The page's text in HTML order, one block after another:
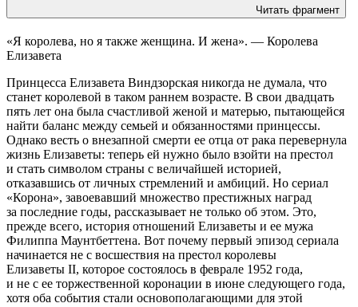
Читать фрагмент
«Я королева, но я также женщина. И жена». — Королева
Елизавета
Принцесса Елизавета Виндзорская никогда не думала, что
станет королевой в таком раннем возрасте. В свои двадцать
пять лет она была счастливой женой и матерью, пытающейся
найти баланс между семьей и обязанностями принцессы.
Однако весть о внезапной смерти ее отца от рака перевернула
жизнь Елизаветы: теперь ей нужно было взойти на престол
и стать символом страны с величайшей историей,
отказавшись от личных стремлений и амбиций. Но сериал
«Корона», завоевавший множество престижных наград
за последние годы, рассказывает не только об этом. Это,
прежде всего, история отношений Елизаветы и ее мужа
Филиппа Маунтбеттена. Вот почему первый эпизод сериала
начинается не с восшествия на престол королевы
Елизаветы II, которое состоялось в феврале 1952 года,
и не с ее торжественной коронации в июне следующего года,
хотя оба события стали основополагающими для этой